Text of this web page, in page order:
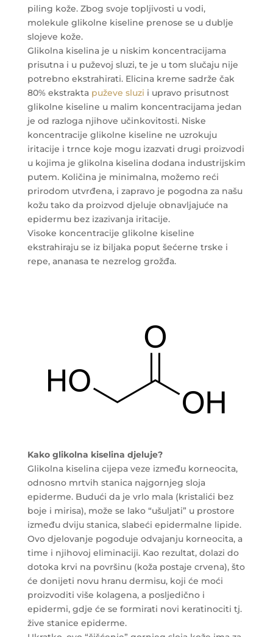
piling kože. Zbog svoje topljivosti u vodi,
molekule glikolne kiseline prenose se u dublje
slojeve kože.
Glikolna kiselina je u niskim koncentracijama
prisutna i u puževoj sluzi, te je u tom slučaju nije
potrebno ekstrahirati. Elicina kreme sadrže čak
80% ekstrakta puževe sluzi i upravo prisutnost
glikolne kiseline u malim koncentracijama jedan
je od razloga njihove učinkovitosti. Niske
koncentracije glikolne kiseline ne uzrokuju
iritacije i trnce koje mogu izazvati drugi proizvodi
u kojima je glikolna kiselina dodana industrijskim
putem. Količina je minimalna, možemo reći
prirodom utvrđena, i zapravo je pogodna za našu
kožu tako da proizvod djeluje obnavljajuće na
epidermu bez izazivanja iritacije.
Visoke koncentracije glikolne kiseline
ekstrahiraju se iz biljaka poput šećerne trske i
repe, ananasa te nezrelog grožđa.
Kako glikolna kiselina djeluje?
Glikolna kiselina cijepa veze između korneocita,
odnosno mrtvih stanica najgornjeg sloja
epiderme. Budući da je vrlo mala (kristalići bez
boje i mirisa), može se lako “ušuljati” u prostore
između dviju stanica, slabeći epidermalne lipide.
Ovo djelovanje pogoduje odvajanju korneocita, a
time i njihovoj eliminaciji. Kao rezultat, dolazi do
dotoka krvi na površinu (koža postaje crvena), što
će donijeti novu hranu dermisu, koji će moći
proizvoditi više kolagena, a posljedično i
epidermi, gdje će se formirati novi keratinociti tj.
žive stanice epiderme.